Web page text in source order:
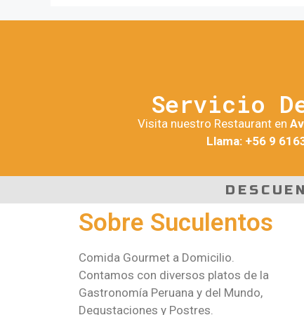
Servicio
Visita nuestro Restaurant en
Llama: +56 9
Sobre Suculentos
Comida Gourmet a Domicilio.
Contamos con diversos platos de la
Gastronomía Peruana y del Mundo,
Degustaciones y Postres.